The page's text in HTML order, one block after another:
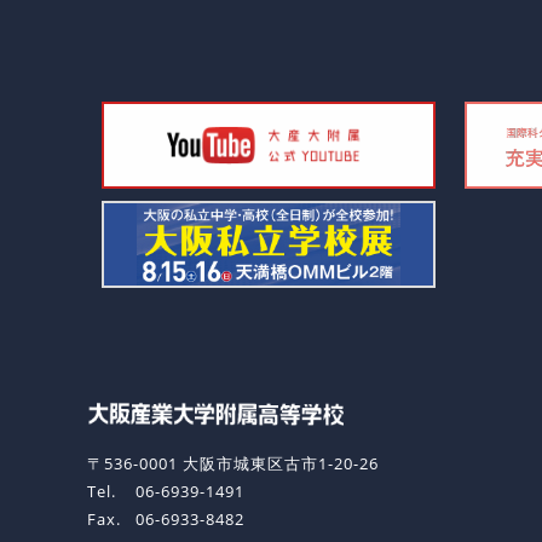
〒536-0001 大阪市城東区古市1-20-26
Tel.
06-6939-1491
Fax.
06-6933-8482